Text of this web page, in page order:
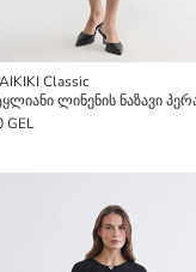
Classic
GEL